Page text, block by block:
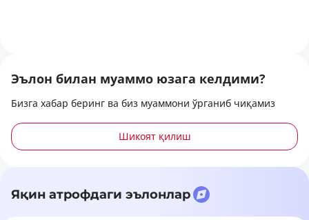
Эълон билан муаммо юзага келдими?
Бизга хабар беринг ва биз муаммони ўрганиб чиқамиз
Шикоят қилиш
Яқин атрофдаги эълонлар